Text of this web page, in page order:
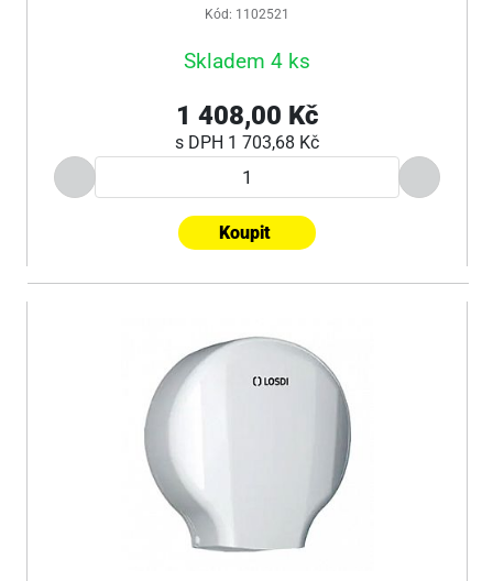
Kód: 1102521
Skladem 4 ks
1 408,00 Kč
s DPH 1 703,68 Kč
Koupit